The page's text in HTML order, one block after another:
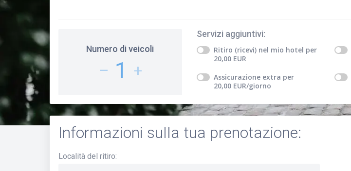
Numero di veicoli
– 1 +
Servizi aggiuntivi:
Ritiro (ricevi) nel mio hotel per
20,00 EUR
Assicurazione extra per
20,00 EUR/giorno
Informazioni sulla tua prenotazione:
Località del ritiro: